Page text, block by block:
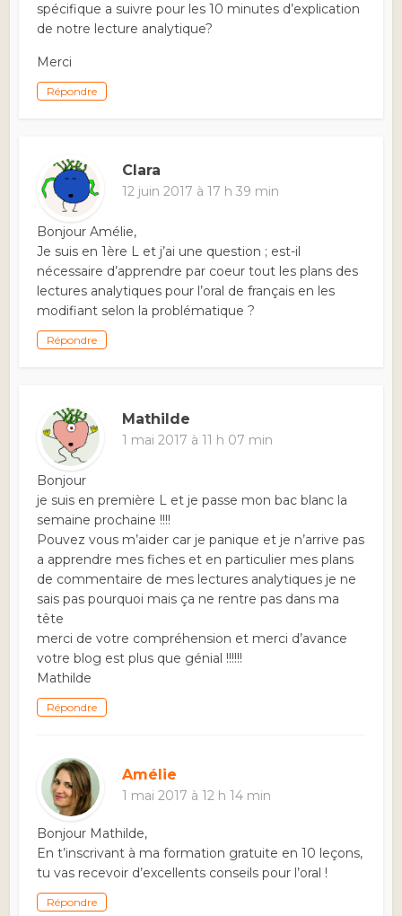
spécifique a suivre pour les 10 minutes d’explication
de notre lecture analytique?
Merci
Répondre
Clara
12 juin 2017 à 17 h 39 min
Bonjour Amélie,
Je suis en 1ère L et j’ai une question ; est-il
nécessaire d’apprendre par coeur tout les plans des
lectures analytiques pour l’oral de français en les
modifiant selon la problématique ?
Répondre
Mathilde
1 mai 2017 à 11 h 07 min
Bonjour
je suis en première L et je passe mon bac blanc la
semaine prochaine !!!!
Pouvez vous m’aider car je panique et je n’arrive pas
a apprendre mes fiches et en particulier mes plans
de commentaire de mes lectures analytiques je ne
sais pas pourquoi mais ça ne rentre pas dans ma
tête
merci de votre compréhension et merci d’avance
votre blog est plus que génial !!!!!!
Mathilde
Répondre
Amélie
1 mai 2017 à 12 h 14 min
Bonjour Mathilde,
En t’inscrivant à ma formation gratuite en 10 leçons,
tu vas recevoir d’excellents conseils pour l’oral !
Répondre